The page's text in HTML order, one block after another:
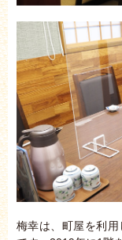
梅幸は、町屋を利